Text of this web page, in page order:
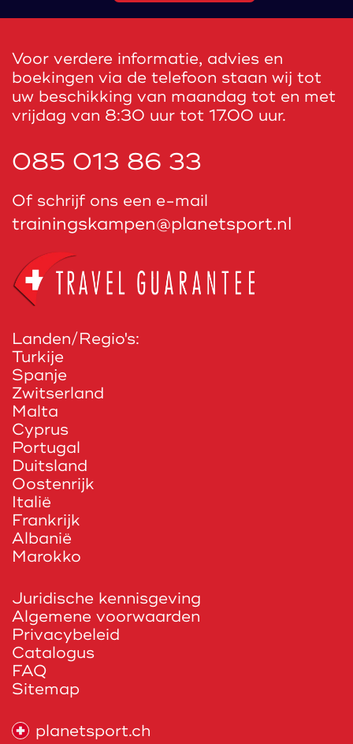
Voor verdere informatie, advies en
boekingen via de telefoon staan wij tot
uw beschikking van maandag tot en met
vrijdag van 8:30 uur tot 17.00 uur.
085 013 86 33
Of schrijf ons een e-mail
trainingskampen@planetsport.nl
Landen/Regio's:
Turkije
Spanje
Zwitserland
Malta
Cyprus
Portugal
Duitsland
Oostenrijk
Italië
Frankrijk
Albanië
Marokko
Juridische kennisgeving
Algemene voorwaarden
Privacybeleid
Catalogus
FAQ
Sitemap
planetsport.ch